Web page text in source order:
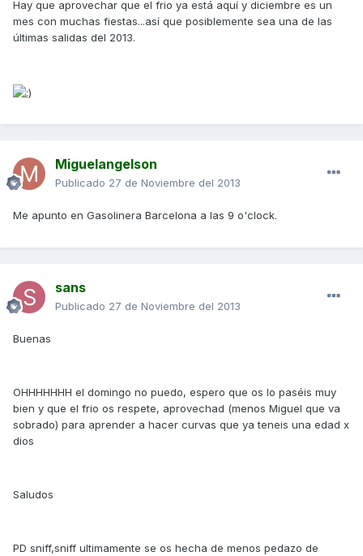
Hay que aprovechar que el frio ya está aquí y diciembre es un
mes con muchas fiestas...así que posiblemente sea una de las
últimas salidas del 2013.
Miguelangelson
Publicado 27 de Noviembre del 2013
Me apunto en Gasolinera Barcelona a las 9 o'clock.
sans
Publicado 27 de Noviembre del 2013
Buenas
OHHHHHHH el domingo no puedo, espero que os lo paséis muy
bien y que el frio os respete, aprovechad (menos Miguel que va
sobrado) para aprender a hacer curvas que ya teneis una edad x
dios
Saludos
PD sniff,sniff ultimamente se os hecha de menos pedazo de